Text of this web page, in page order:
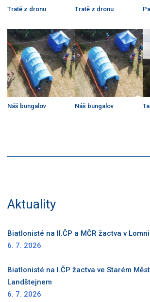
Tratě z dronu Tratě z dronu
Náš bungalov Náš bungalov
Aktuality
Biatlonisté na II.ČP a MČR žactva v
6. 7. 2026
Biatlonisté na I.ČP žactva ve Starém
Landštejnem
6. 7. 2026